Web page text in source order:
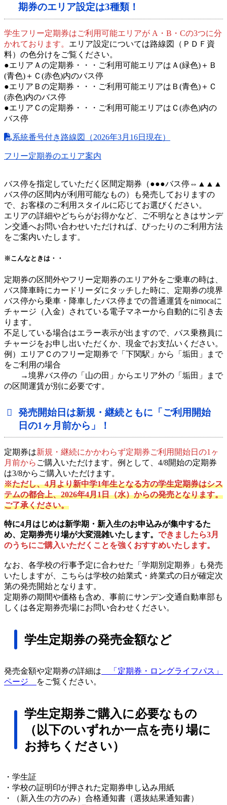
期券のエリア設定は3種類！
学生フリー定期券はご利用可能エリアが A・B・Cの3つに分
かれております。 エリア設定については路線図（ＰＤＦ資
料）の色分けをご覧ください。
●エリアＡの定期券・・・ご利用可能エリアはＡ(緑色)＋Ｂ
(青色)＋Ｃ(赤色)内のバス停
●エリアＢの定期券・・・ご利用可能エリアはＢ(青色)＋Ｃ
(赤色)内のバス停
●エリアＣの定期券・・・ご利用可能エリアはＣ(赤色)内の
バス停
系統番号付き路線図（2026年3月16日現在）
フリー定期券のエリア案内
バス停を指定していただく区間定期券（●●●バス停⇔▲▲▲
バス停の区間内が利用可能なもの）も発売しておりますの
で、お客様のご利用スタイルに応じてお選びください。
エリアの詳細やどちらがお得かなど、ご不明なときはサンデ
ン交通へお問い合わせいただければ、ぴったりのご利用方法
をご案内いたします。
※こんなときは・・
定期券の区間外やフリー定期券のエリア外をご乗車の時は、
バス降車時にカードリーダにタッチした時に、定期券の境界
バス停から乗車・降車したバス停までの普通運賃をnimocaに
チャージ（入金）されている電子マネーから自動的に引き去
ります。
不足している場合はエラー表示が出ますので、バス乗務員に
チャージをお申し出いただくか、現金でお支払いください。
例）エリアＣのフリー定期券で「下関駅」から「垢田」まで
をご利用の場合
→境界バス停の「山の田」からエリア外の「垢田」まで
の区間運賃が別に必要です。
発売開始日は新規・継続ともに「ご利用開始
日の1ヶ月前から」！
定期券は新規・継続にかかわらず定期券ご利用開始日の1ヶ
月前から ご購入いただけます。例として、4/8開始の定期券
は3/8からご購入いただけます。
※ただし、4月より新中学1年生となる方の学生定期券はシス
テムの都合上、2026年4月1日（水）からの発売となります。
ご了承ください。
特に4月はじめは新学期・新入生のお申込みが集中するた
め、定期券売り場が大変混雑いたします。 できましたら3月
のうちにご購入いただくことを強くおすすめいたします。
なお、各学校の行事予定に合わせた「学期別定期券」も発売
いたしますが、こちらは学校の始業式・終業式の日が確定次
第の発売開始となります。
定期券の期間や価格も含め、事前にサンデン交通自動車部も
しくは各定期券売場にお問い合わせください。
学生定期券の発売金額など
発売金額や定期券の詳細は 「定期券・ロングライフパス」
ページ
をご覧ください。
学生定期券ご購入に必要なもの
（以下のいずれか一点を売り場に
お持ちください）
・学生証
・学校の証明印が押された定期券申し込み用紙
・（新入生の方のみ）合格通知書（選抜結果通知書）